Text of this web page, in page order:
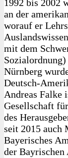
1992 bis 2002
an der
worauf er
mit dem
Nürnberg
Deutsch-
Andreas Falke
Gesellschaft
des
seit 2015
Bayerisches
der